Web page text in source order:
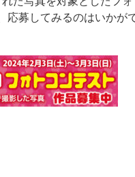
募してみるのはいかが